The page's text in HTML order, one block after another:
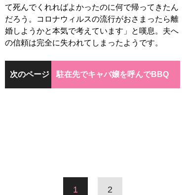
て死んでくれればよかったのに何で帰ってきたん
だろう。コロナウィルスの流行がおさまったら離
婚しようかと本気で考えています」と嘆息。夫へ
の信頼は完全に失われてしまったようです。
次のページ 駐在先でキャバ嬢を呼んでBBQ
1 2